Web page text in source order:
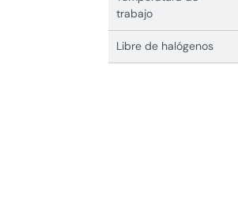
trabajo
Libre de halógenos